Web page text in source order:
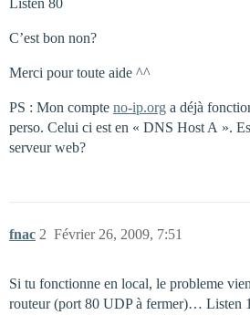
Listen 80
C’est bon non?
Merci pour toute aide ^^
PS : Mon compte no-ip.org a déjà
perso. Celui ci est en « DNS Host A ».
serveur web?
fnac Février 26, 2009, 7:51
2
Si tu fonctionne en local, le probleme
routeur (port 80 UDP à fermer)… Listen